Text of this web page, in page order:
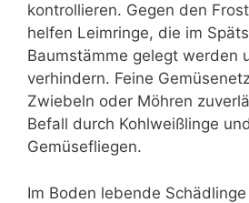
kontrollieren. Gegen den
helfen Leimringe, die im
Baumstämme gelegt werden
verhindern. Feine
Zwiebeln oder Möhren
Befall durch Kohlweißlinge
Gemüsefliegen.
Im Boden lebende